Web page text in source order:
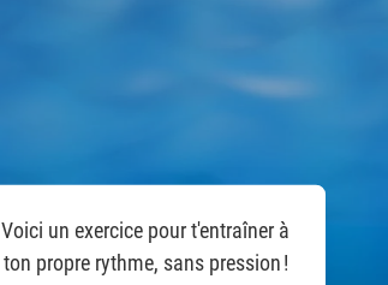
Voici un exercice pour t'entraîner à
ton propre rythme, sans pression !